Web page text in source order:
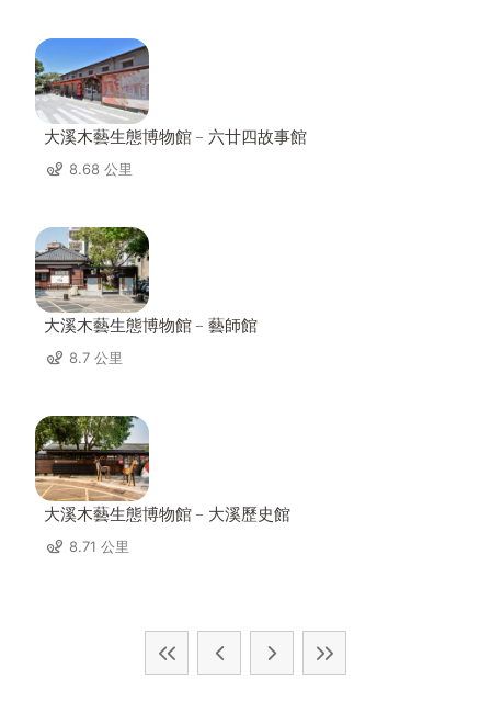
大溪木藝生態博物館﹣六廿四故事館
8.68 公里
大溪木藝生態博物館﹣藝師館
8.7 公里
大溪木藝生態博物館﹣大溪歷史館
8.71 公里